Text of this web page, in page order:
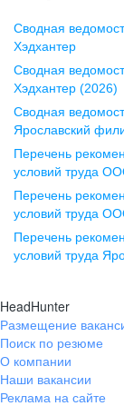
Воронеж
ул.
офис 1212
+7 473 280-05-05
pr@vrn.hh.ru
ул.
помещение 15
+7 843 212-12-50
Екатеринбург
ул. Боевых
+7 343 226-79-99
Сводная
Хэдхантер
Сводная
Хэдхантер (2026)
Сводная
Ярославский
Перечень
условий труда
Перечень
условий труда
Перечень
условий труда
HeadHunter
Размещение
Поиск по резюме
О компании
Наши вакансии
Реклама на сайте